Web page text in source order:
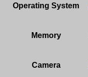
Operating System
Memory
Camera